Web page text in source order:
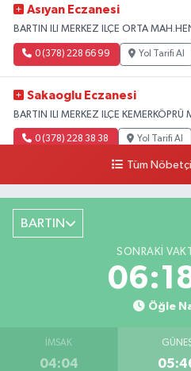
Asıyan Eczanesi
BARTIN ILI MERKEZ ILÇE ORTA
0 (378) 228 66 99 Yol Tarifi Al
Sakaoglu Eczanesi
BARTIN ILI MERKEZ ILÇE
0 (378) 228 38 38 Yol Tarifi Al
Tüm
BARTIN
SONRAKI
Öğle
İMSAK
04:04